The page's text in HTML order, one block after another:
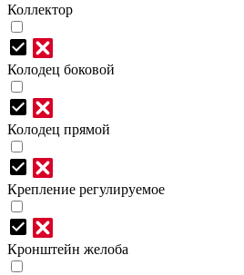
Коллектор
Колодец боковой
Колодец прямой
Крепление регулируемое
Кронштейн желоба